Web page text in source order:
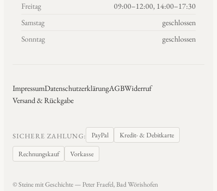
Freitag
09:00–12:00, 14:00–17:30
Samstag
geschlossen
Sonntag
geschlossen
ImpressumDatenschutzerklärungAGBWiderruf
Versand & Rückgabe
SICHERE ZAHLUNG: PayPal Kredit- & Debitkarte
Rechnungskauf Vorkasse
© Steine mit Geschichte — Peter Fraefel, Bad Wörishofen